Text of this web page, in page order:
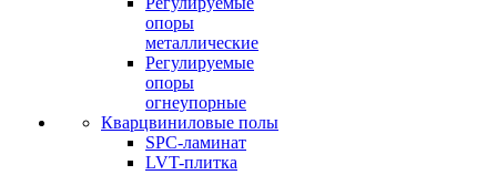
опоры
металлические
Регулируемые
опоры
огнеупорные
Кварцвиниловые полы
SPC-ламинат
LVT-плитка